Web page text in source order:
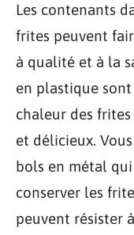
Les contenants
frites peuvent
à qualité et à la
en plastique
chaleur des
et délicieux.
bols en métal
conserver les
peuvent résister